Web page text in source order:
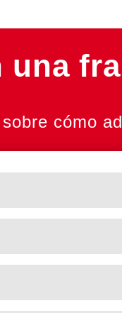
una
cómo